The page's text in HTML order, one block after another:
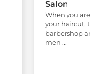
Salon
When you
your haircut,
barbershop
men ...